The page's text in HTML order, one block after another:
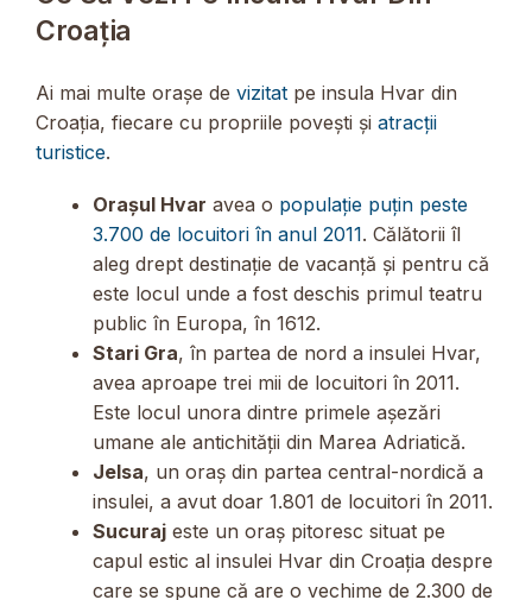
Croația
Ai mai multe orașe de vizitat pe insula Hvar din
Croația, fiecare cu propriile povești și atracții
turistice.
Orașul Hvar avea o populație puțin peste
3.700 de locuitori în anul 2011. Călătorii îl
aleg drept destinație de vacanță și pentru că
este locul unde a fost deschis primul teatru
public în Europa, în 1612.
Stari Gra, în partea de nord a insulei Hvar,
avea aproape trei mii de locuitori în 2011.
Este locul unora dintre primele așezări
umane ale antichității din Marea Adriatică.
Jelsa, un oraș din partea central-nordică a
insulei, a avut doar 1.801 de locuitori în 2011.
Sucuraj este un oraș pitoresc situat pe
capul estic al insulei Hvar din Croația despre
care se spune că are o vechime de 2.300 de